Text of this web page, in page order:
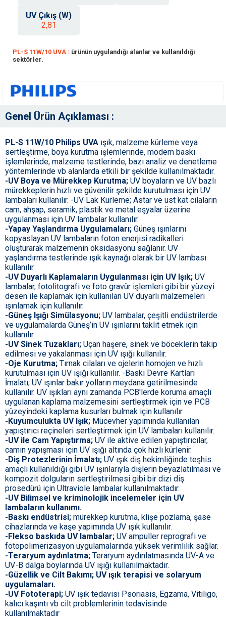
UV Çıkış (W)
2,81
PL-S 11W/10 UVA : ürünün uygulandığı alanlar ve kullanıldığı
sektörler.
Genel Ürün Açıklaması :
PL-S 11W/10 Philips UVA ışık, malzeme kürleme veya
sertleştirme, boya kurutma işlemlerinde, modern baskı
işlemlerinde, malzeme testlerinde, bazı analiz ve denetleme
yöntemlerinde vb alanlarda etkili bir şekilde kullanılmaktadır.
-UV Boya ve Mürekkep Kurutma; UV boyaların ve UV bazlı
mürekkeplerin hızlı ve güvenilir şekilde kurutulması için UV
lambaları kullanılır. -UV Lak Kürleme; Astar ve üst kat cilaların
cam, ahşap, seramik, plastik ve metal eşyalar üzerine
uygulanması için UV lambalar kullanılır.
-Yapay Yaşlandırma Uygulamaları; Güneş ışınlarını
kopyaslayan UV lambaların foton enerjisi radikalleri
oluşturarak malzemenin oksidasyonu sağlanır. UV
yaşlandırma testlerinde ışık kaynağı olarak bir UV lambası
kullanılır.
-UV Duyarlı Kaplamaların Uygulanması için UV Işık; UV
lambalar, fotolitografi ve foto gravür işlemleri gibi bir yüzeyi
desen ile kaplamak için kullanılan UV duyarlı malzemeleri
ışınlamak için kullanılır.
-Güneş Işığı Simülasyonu; UV lambalar, çeşitli endüstrilerde
ve uygulamalarda Güneş’in UV ışınlarını taklit etmek için
kullanılır.
-UV Sinek Tuzakları; Uçan haşere, sinek ve böceklerin takip
edilmesi ve yakalanması için UV ışığı kullanılır.
-Oje Kurutma; Tırnak cilaları ve ojelerin homojen ve hızlı
kurutulması için UV ışığı kullanılır. -Baskı Devre Kartları
İmalatı; UV ışınlar bakır yolların meydana getirilmesinde
kullanılır. UV ışıkları aynı zamanda PCB'lerde koruma amaçlı
uygulanan kaplama malzemesini sertleştirmek için ve PCB
yüzeyindeki kaplama kusurları bulmak için kullanılır
-Kuyumculukta UV Işık; Mücevher yapımında kullanılan
yapıştırıcı reçineleri sertleştirmek için UV lambaları kullanılır.
-UV ile Cam Yapıştırma; UV ile aktive edilen yapıştırıcılar,
camın yapışması için UV ışığı altında çok hızlı kürlenir.
-Diş Protezlerinin İmalatı; UV ışık diş hekimliğinde teşhis
amaçlı kullanıldığı gibi UV ışınlarıyla dişlerin beyazlatılması ve
kompozit dolguların sertleştirilmesi gibi bir dizi diş
prosedürü için Ultraviole lambalar kullanılmaktadır.
-UV Bilimsel ve kriminolojik incelemeler için UV
lambaların kullanımı.
-Baskı endüstrisi; mürekkep kurutma, klişe pozlama, şase
cihazlarında ve kaşe yapımında UV ışık kullanılır.
-Flekso baskıda UV lambalar; UV ampuller reprografi ve
fotopolimerizasyon uygulamalarında yüksek verimlilik sağlar.
-Teraryum aydınlatma; Teraryum aydınlatmasında UV-A ve
UV-B dalga boylarında UV ışığı kullanılmaktadır.
-Güzellik ve Cilt Bakımı; UV ışık terapisi ve solaryum
uygulamaları.
-UV Fototerapi; UV ışık tedavisi Psoriasis, Egzama, Vitiligo,
kalıcı kaşıntı vb cilt problemlerinin tedavisinde
kullanılmaktadır